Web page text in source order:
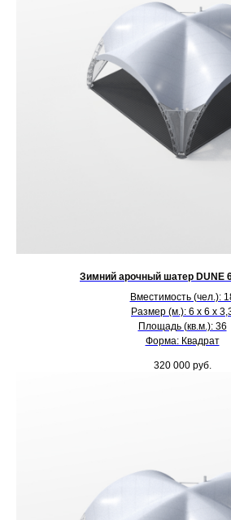
Зимний арочный шатер DUNE
Вместимость (чел.):
Размер (м.): 6 х 6 х
Площадь (кв.м.): 36
Форма: Квадрат
320 000 руб.